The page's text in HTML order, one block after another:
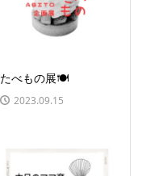
たべもの展🍽
2023.09.15